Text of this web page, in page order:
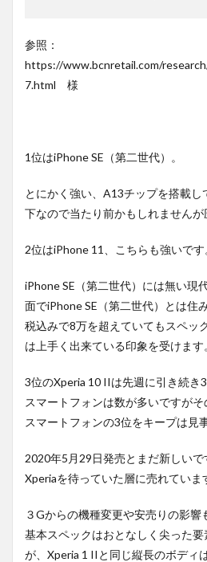
参照：
https://www.bcnretail.com/
7.html 様
1位はiPhone SE（第二世代）。
とにかく強い、A13チップを搭載し
下なので当たり前かもしれませんが
2位はiPhone 11、こちらも強いです
iPhone SE（第二世代）には無い現
面でiPhone SE（第二世代）とは住
税込みで8万を超えていてもスペッ
は上手く出来ている印象を受けます
3位のXperia 10 IIは先週に引き続
スマートフォンは数が多いですが
スマートフォンの3位をキープは見
2020年5月29日発売とまだ新しい
Xperiaを待っていた層に売れていま
３Gからの機種変更や安売りの影
基本スペックはおとなしく尖った
が、Xperia 1 IIと同じ縦長のボディ